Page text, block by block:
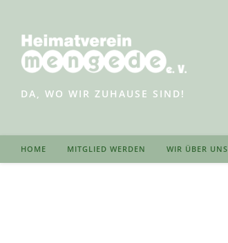
springen
DA, WO WIR ZUHAUSE SIND!
HOME MITGLIED WERDEN WIR ÜBER UNS